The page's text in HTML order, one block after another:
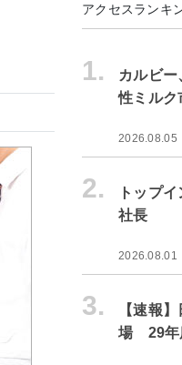
アクセスランキ
1.
カルビ
性ミルク
2026.08.05
2.
トップ
社長
2026.08.01
3.
【速報
場 29年